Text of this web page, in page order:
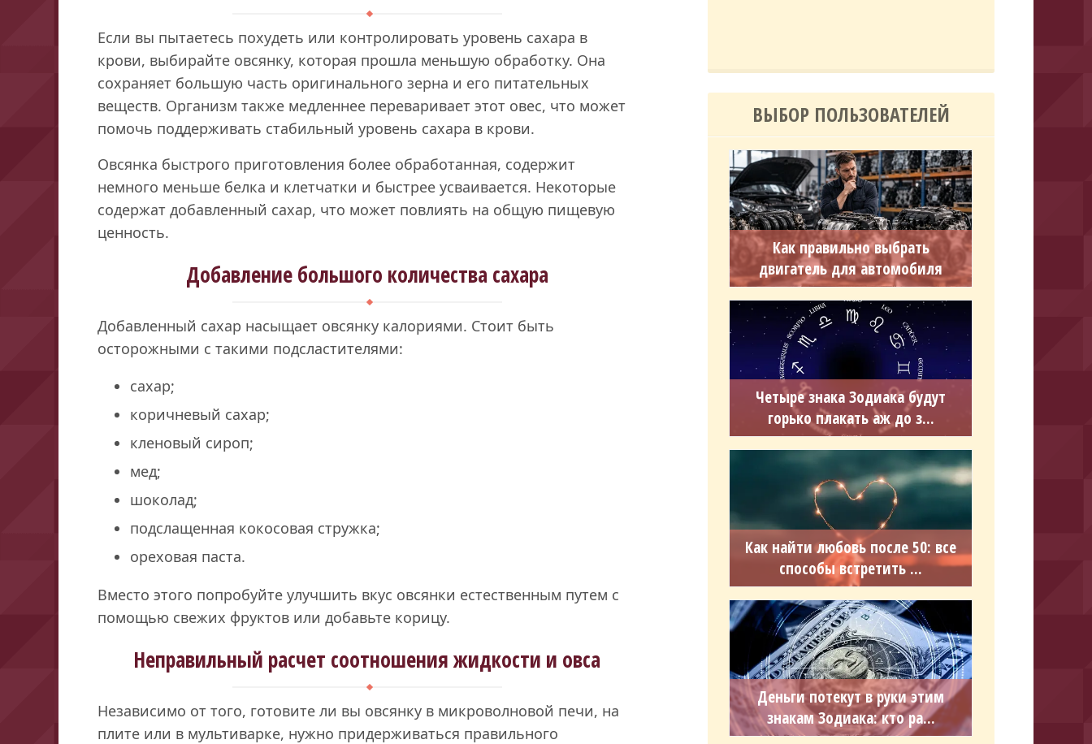
Если вы пытаетесь похудеть или контролировать уровень сахара в
крови, выбирайте овсянку, которая прошла меньшую обработку. Она
сохраняет большую часть оригинального зерна и его питательных
веществ. Организм также медленнее переваривает этот овес, что может
помочь поддерживать стабильный уровень сахара в крови.
Овсянка быстрого приготовления более обработанная, содержит
немного меньше белка и клетчатки и быстрее усваивается. Некоторые
содержат добавленный сахар, что может повлиять на общую пищевую
ценность.
Добавление большого количества сахара
Добавленный сахар насыщает овсянку калориями. Стоит быть
осторожными с такими подсластителями:
сахар;
коричневый сахар;
кленовый сироп;
мед;
шоколад;
подслащенная кокосовая стружка;
ореховая паста.
Вместо этого попробуйте улучшить вкус овсянки естественным путем с
помощью свежих фруктов или добавьте корицу.
Неправильный расчет соотношения жидкости и овса
Независимо от того, готовите ли вы овсянку в микроволновой печи, на
плите или в мультиварке, нужно придерживаться правильного
ВЫБОР ПОЛЬЗОВАТЕЛЕЙ
Как правильно выбрать
двигатель для автомобиля
Четыре знака Зодиака будут
горько плакать аж до з...
Как найти любовь после 50: все
способы встретить ...
Деньги потекут в руки этим
знакам Зодиака: кто ра...